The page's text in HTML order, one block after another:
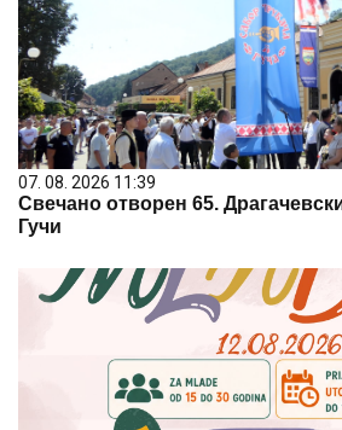
07. 08. 2026 11:39
Свечано отворен 65.
Гучи